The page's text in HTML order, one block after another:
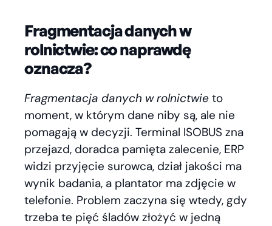
Fragmentacja danych w
rolnictwie: co naprawdę
oznacza?
Fragmentacja danych w rolnictwie to
moment, w którym dane niby są, ale nie
pomagają w decyzji. Terminal ISOBUS zna
przejazd, doradca pamięta zalecenie, ERP
widzi przyjęcie surowca, dział jakości ma
wynik badania, a plantator ma zdjęcie w
telefonie. Problem zaczyna się wtedy, gdy
trzeba te pięć śladów złożyć w jedną